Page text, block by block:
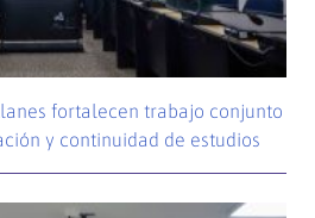
fortalecen trabajo conjunto
y continuidad de estudios